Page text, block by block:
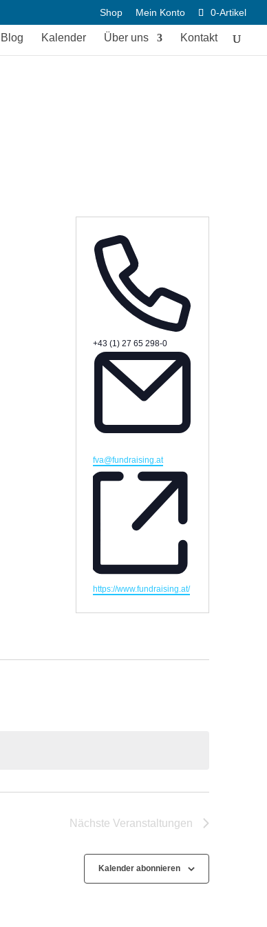
Shop Mein Konto 0-Artikel
Blog Kalender Über uns Kontakt
Telefon
+43 (1) 27 65 298-0
Email
fva@fundraising.at
Webseite
https://www.fundraising.at/
Nächste Veranstaltungen
Kalender abonnieren